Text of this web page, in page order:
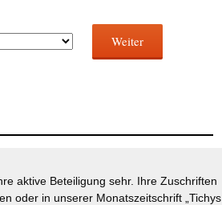
Weiter
aktive Beteiligung sehr. Ihre Zuschriften
oder in unserer Monatszeitschrift „Tichys